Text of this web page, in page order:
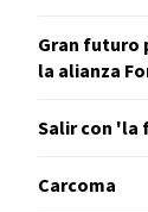
Gran futuro
la alianza
Salir con 'la
Carcoma